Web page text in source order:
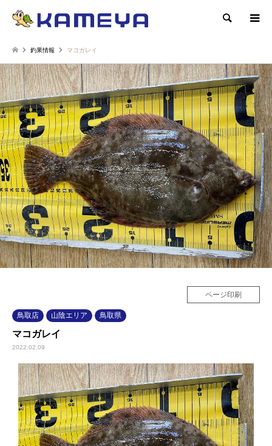
検索
釣果情報 マコガレイ
ページ印刷
鳥取店 山陰エリア 鳥取県
マコガレイ
2022.02.09